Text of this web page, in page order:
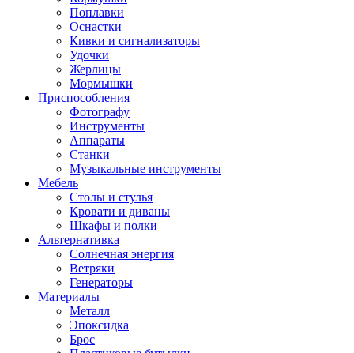
Поплавки
Оснастки
Кивки и сигнализаторы
Удочки
Жерлицы
Мормышки
Приспособления
Фотографу
Инструменты
Аппараты
Станки
Музыкальные инструменты
Мебель
Столы и стулья
Кровати и диваны
Шкафы и полки
Альтернативка
Солнечная энергия
Ветряки
Генераторы
Материалы
Металл
Эпоксидка
Брос